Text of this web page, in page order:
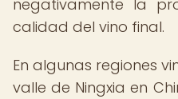
negativamente la
calidad del vino final.
En algunas regiones
valle de Ningxia en